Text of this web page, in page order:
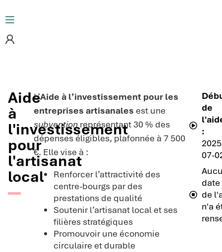
Aide
à
l'investissement
pour
l'artisanat
local
L’Aide à l’investissement pour les
entreprises artisanales est une
subventionreprésentant 30 % des
dépenses éligibles, plafonnée à 7 500
€. Elle vise à :
Renforcer l’attractivité des
centre-bourgs par des
prestations de qualité
Soutenir l’artisanat local et ses
filières stratégiques
Promouvoir une économie
circulaire et durable
de
:
07-
date
de
n'a